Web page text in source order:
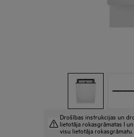
Drošības instrukcijas un
lietotāja rokasgrāmatas I
visu lietotāja rokasgrāmatu.